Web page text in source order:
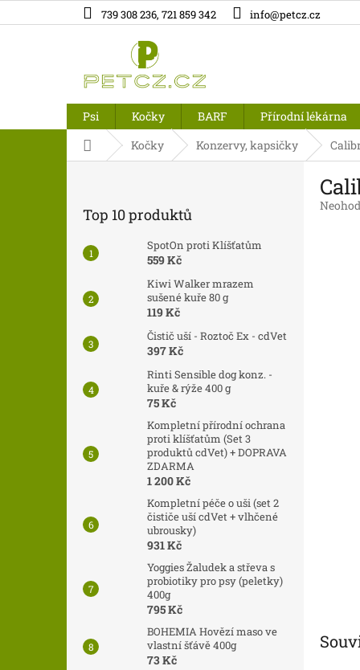
na
739 308 236, 721 859 342 info@petcz.cz
Psi Kočky BARF Přírodní lékárna
Domů Kočky Konzervy, kapsičky
Top 10 produktů
SpotOn proti Klíšťatům
559 Kč
Kiwi Walker mrazem
sušené kuře 80 g
119 Kč
Čistič uší - Roztoč Ex - cdVet
397 Kč
Rinti Sensible dog konz. -
kuře & rýže 400 g
75 Kč
Kompletní přírodní ochrana
proti klíšťatům (Set 3
produktů cdVet) + DOPRAVA
ZDARMA
1 200 Kč
Kompletní péče o uši (set 2
čističe uší cdVet + vlhčené
ubrousky)
931 Kč
Yoggies Žaludek a střeva s
probiotiky pro psy (peletky)
400g
795 Kč
BOHEMIA Hovězí maso ve
vlastní šťávě 400g
73 Kč